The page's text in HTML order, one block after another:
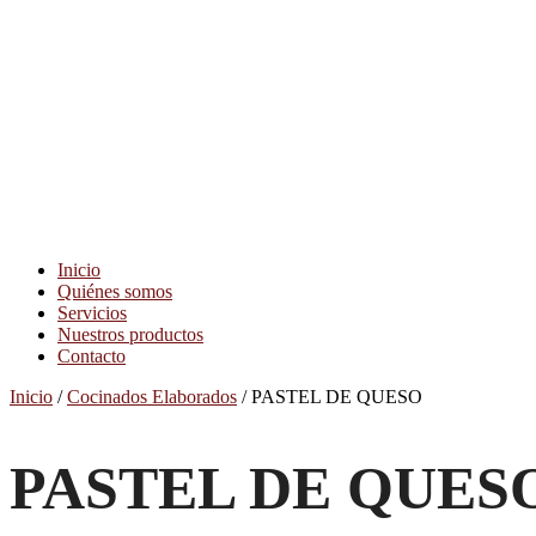
Inicio
Quiénes somos
Servicios
Nuestros productos
Contacto
Inicio /Cocinados Elaborados / PASTEL DE QUESO
PASTEL DE